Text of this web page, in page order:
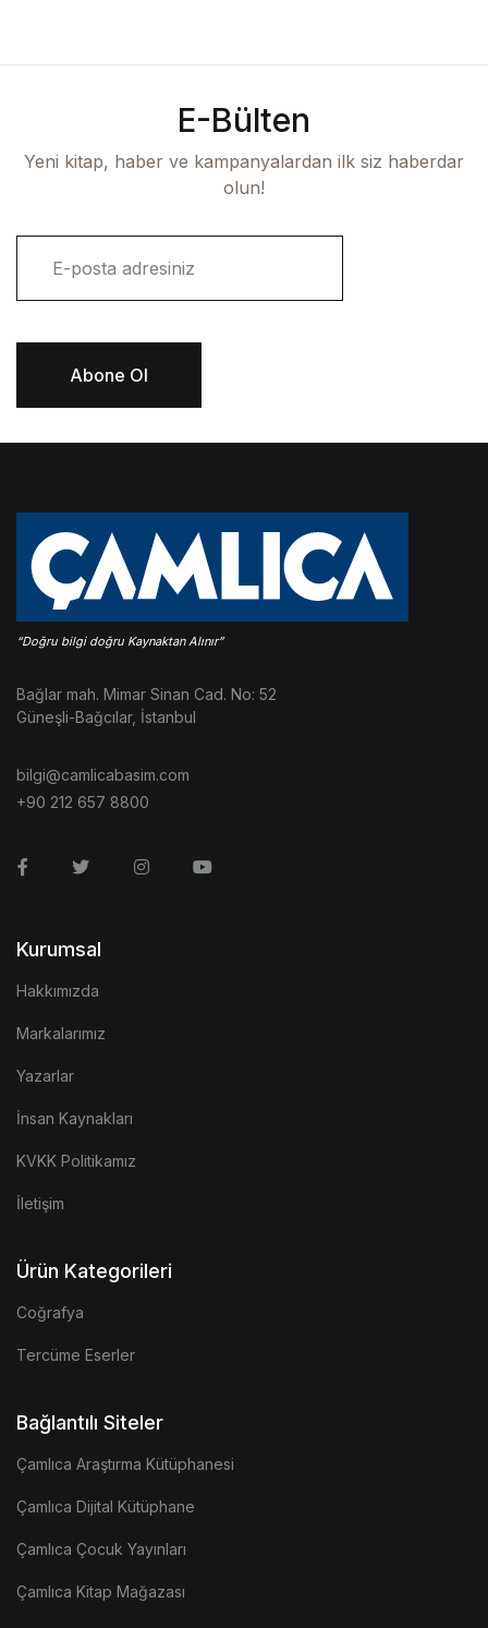
E-Bülten
Yeni kitap, haber ve kampanyalardan ilk siz haberdar
olun!
Abone Ol
Bağlar mah. Mimar Sinan Cad. No: 52
Güneşli-Bağcılar, İstanbul
bilgi@camlicabasim.com
+90 212 657 8800
FacebookTwitterInstagramYoutube
Kurumsal
Hakkımızda
Markalarımız
Yazarlar
İnsan Kaynakları
KVKK Politikamız
İletişim
Ürün Kategorileri
Coğrafya
Tercüme Eserler
Bağlantılı Siteler
Çamlıca Araştırma Kütüphanesi
Çamlıca Dijital Kütüphane
Çamlıca Çocuk Yayınları
Çamlıca Kitap Mağazası